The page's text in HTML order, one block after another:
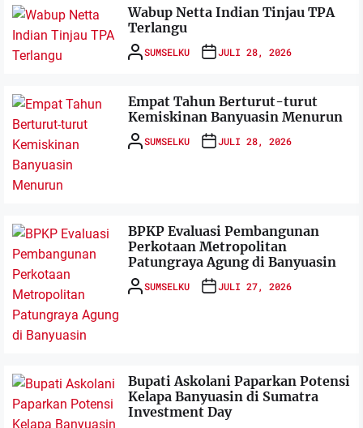
Wabup Netta Indian Tinjau TPA
Terlangu
SUMSELKU JULI 28, 2026
Empat Tahun Berturut-turut
Kemiskinan Banyuasin Menurun
SUMSELKU JULI 28, 2026
BPKP Evaluasi Pembangunan
Perkotaan Metropolitan
Patungraya Agung di Banyuasin
SUMSELKU JULI 27, 2026
Bupati Askolani Paparkan Potensi
Kelapa Banyuasin di Sumatra
Investment Day